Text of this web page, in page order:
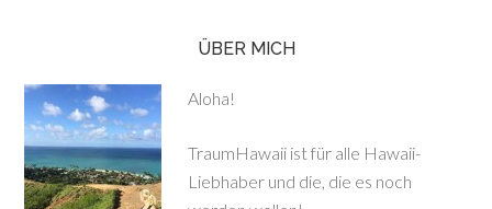
ÜBER MICH
Aloha!
TraumHawaii ist für alle Hawaii-
Liebhaber und die, die es noch